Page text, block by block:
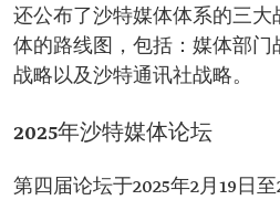
还公布了沙特媒体体系的三
体的路线图，包括：媒体部门
战略以及沙特通讯社战略。
2025年沙特媒体论坛
第四届论坛于2025年2月19日